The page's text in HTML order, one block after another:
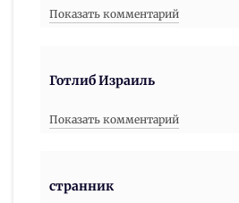
Показать комментарий
Готлиб Израиль
Показать комментарий
странник